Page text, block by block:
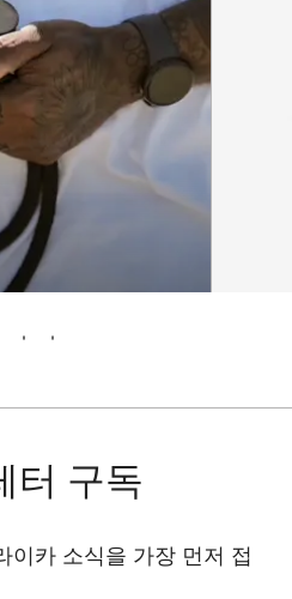
터 구독
이카 소식을 가장 먼저 접